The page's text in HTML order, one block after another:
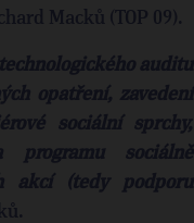
Macků (TOP 09).
auditu
opatření, zavedení
sociální sprchy,
sociálně
akcí (tedy podporu